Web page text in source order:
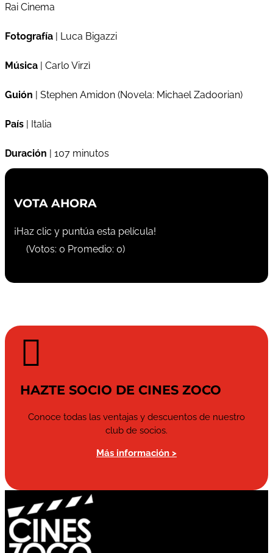
Rai Cinema
Fotografía | Luca Bigazzi
Música | Carlo Virzì
Guión | Stephen Amidon (Novela: Michael Zadoorian)
País | Italia
Duración | 107 minutos
VOTA AHORA
¡Haz clic y puntúa esta película!
(Votos: 0 Promedio: 0)

HAZTE SOCIO DE CINES ZOCO
Conoce todas las ventajas y descuentos de nuestro
club de socios.
Más información >